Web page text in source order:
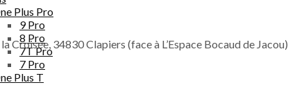
Plus Pro
9 Pro
8 Pro
7T Pro
7 Pro
Plus T
Croisée, 34830 Clapiers (face à L’Espace Bocaud de Jacou)